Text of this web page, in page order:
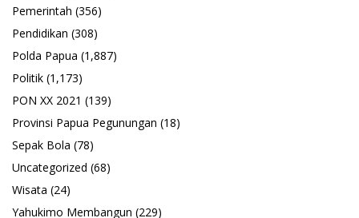
Pemerintah (356)
Pendidikan (308)
Polda Papua (1,887)
Politik (1,173)
PON XX 2021 (139)
Provinsi Papua Pegunungan (18)
Sepak Bola (78)
Uncategorized (68)
Wisata (24)
Yahukimo Membangun (229)